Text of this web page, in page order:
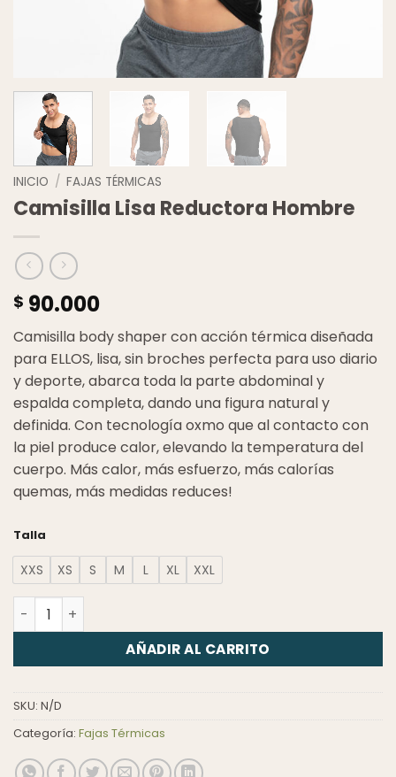
INICIO / FAJAS TÉRMICAS
Camisilla Lisa Reductora Hombre
$ 90.000
Camisilla body shaper con acción térmica diseñada
para ELLOS, lisa, sin broches perfecta para uso diario
y deporte, abarca toda la parte abdominal y
espalda completa, dando una figura natural y
definida. Con tecnología oxmo que al contacto con
la piel produce calor, elevando la temperatura del
cuerpo. Más calor, más esfuerzo, más calorías
quemas, más medidas reduces!
Talla
XXS XS S M L XL XXL
Camisilla Lisa Reductora Hombre cantidad
AÑADIR AL CARRITO
SKU: N/D
Categoría: Fajas Térmicas